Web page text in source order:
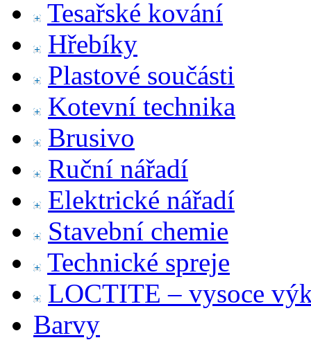
Tesařské kování
Hřebíky
Plastové součásti
Kotevní technika
Brusivo
Ruční nářadí
Elektrické nářadí
Stavební chemie
Technické spreje
LOCTITE – vysoce
Barvy